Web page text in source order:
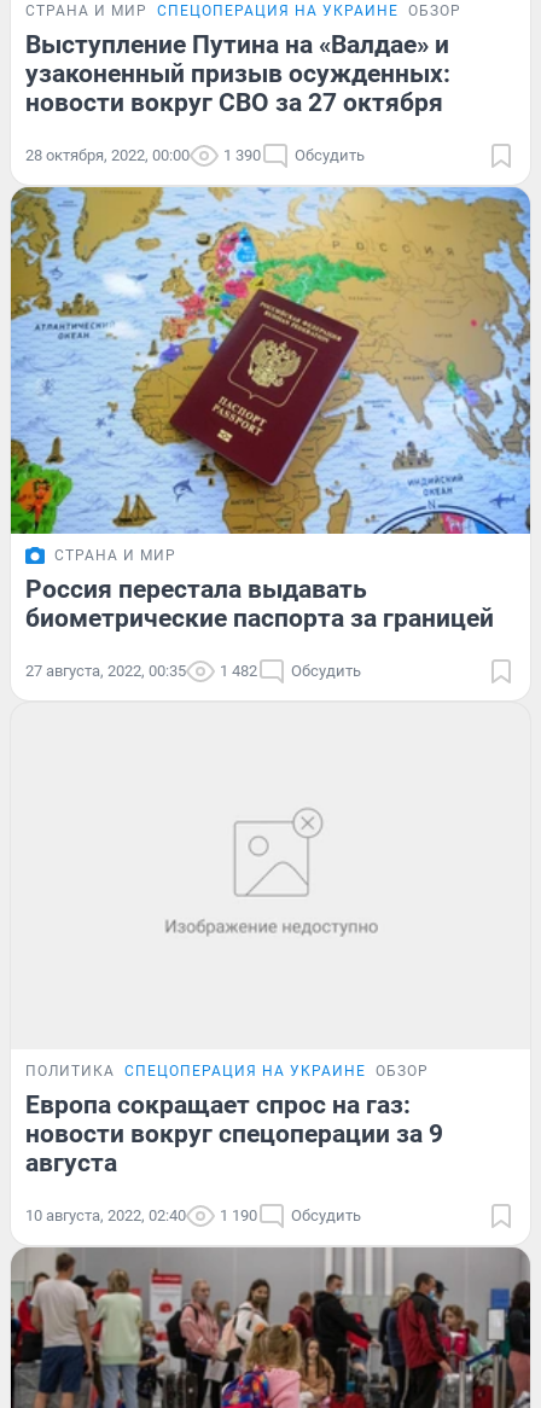
СТРАНА И МИР СПЕЦОПЕРАЦИЯ НА УКРАИНЕ ОБЗОР
Выступление Путина на «Валдае» и
узаконенный призыв осужденных:
новости вокруг СВО за 27 октября
28 октября, 2022, 00:00 1 390 Обсудить
СТРАНА И МИР
Россия перестала выдавать
биометрические паспорта за границей
27 августа, 2022, 00:35 1 482 Обсудить
ПОЛИТИКА СПЕЦОПЕРАЦИЯ НА УКРАИНЕ ОБЗОР
Европа сокращает спрос на газ:
новости вокруг спецоперации за 9
августа
10 августа, 2022, 02:40 1 190 Обсудить